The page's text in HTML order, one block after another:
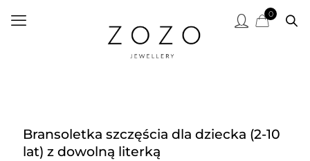
0
Bransoletka szczęścia dla dziecka (2-10
lat) z dowolną literką